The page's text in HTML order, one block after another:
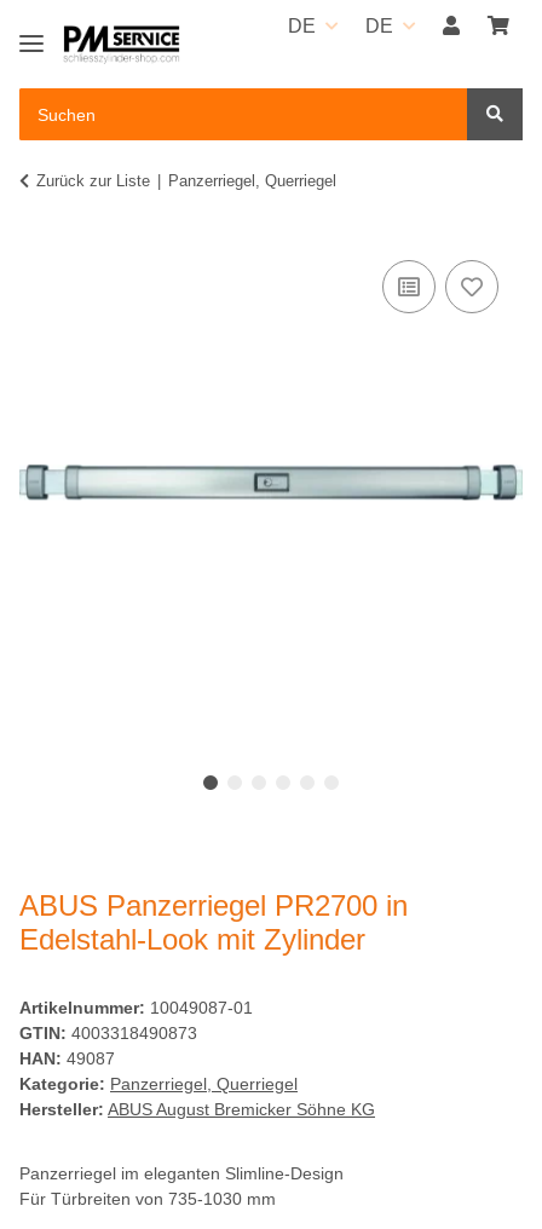
DE DE
Zurück zur Liste Panzerriegel, Querriegel
ABUS Panzerriegel PR2700 in
Edelstahl-Look mit Zylinder
Artikelnummer: 10049087-01
GTIN: 4003318490873
HAN: 49087
Kategorie: Panzerriegel, Querriegel
Hersteller: ABUS August Bremicker Söhne KG
Panzerriegel im eleganten Slimline-Design
Für Türbreiten von 735-1030 mm